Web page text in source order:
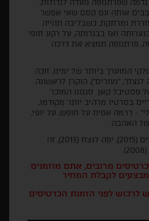
שפרתנופה נועדה לגדולות,
אותה עם קסם שאי אפשר
ומרתקת, כשבליבה תהייה
ואז בבגרותה, על רקע חופי
פרתנופה תמצא את דרכה
המוערך ביותר של ימינו, זוכה
לנצח", "נעורים"), הוקרן לראשונה
קאן. סגנונו המוכר
בסרטיו מרהיב יותר מקודמו,
- דרמה אפית על חופש, על יופי,
של האהבה.
פילמוגרפיה: לורו (2018), נעורים (2015), יפה לנצח (2013), זה
מרובים, אתם מוזמנים
לקבלת המחיר
לרכוש לפני הזמנת הכרטיסים